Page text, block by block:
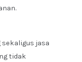
jasa
tidak